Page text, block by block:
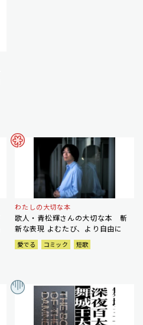
わたしの大切な本
歌人・青松輝さんの大切な本 斬
新な表現 よむたび、より自由に
愛でる コミック 短歌